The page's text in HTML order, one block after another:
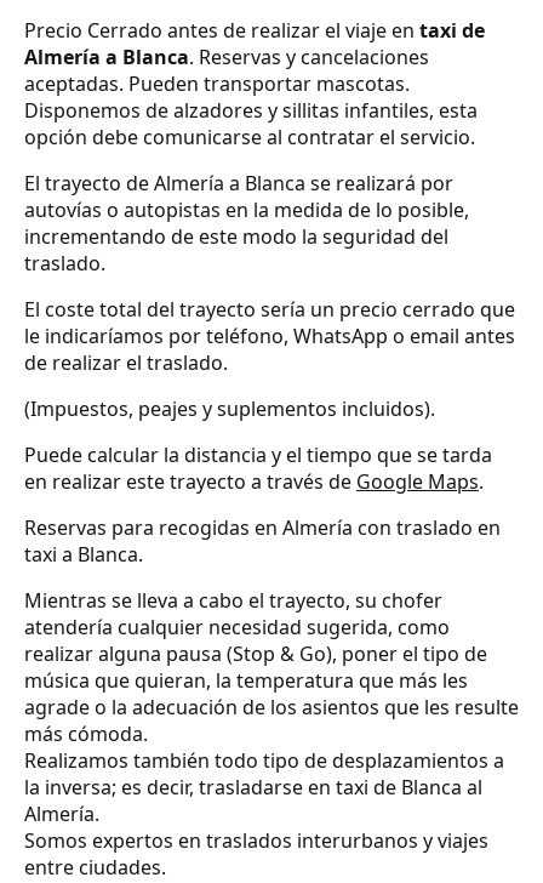
Precio Cerrado antes de realizar el viaje en taxi de
Almería a Blanca. Reservas y cancelaciones
aceptadas. Pueden transportar mascotas.
Disponemos de alzadores y sillitas infantiles, esta
opción debe comunicarse al contratar el servicio.
El trayecto de Almería a Blanca se realizará por
autovías o autopistas en la medida de lo posible,
incrementando de este modo la seguridad del
traslado.
El coste total del trayecto sería un precio cerrado que
le indicaríamos por teléfono, WhatsApp o email antes
de realizar el traslado.
(Impuestos, peajes y suplementos incluidos).
Puede calcular la distancia y el tiempo que se tarda
en realizar este trayecto a través de Google Maps.
Reservas para recogidas en Almería con traslado en
taxi a Blanca.
Mientras se lleva a cabo el trayecto, su chofer
atendería cualquier necesidad sugerida, como
realizar alguna pausa (Stop & Go), poner el tipo de
música que quieran, la temperatura que más les
agrade o la adecuación de los asientos que les resulte
más cómoda.
Realizamos también todo tipo de desplazamientos a
la inversa; es decir, trasladarse en taxi de Blanca al
Almería.
Somos expertos en traslados interurbanos y viajes
entre ciudades.